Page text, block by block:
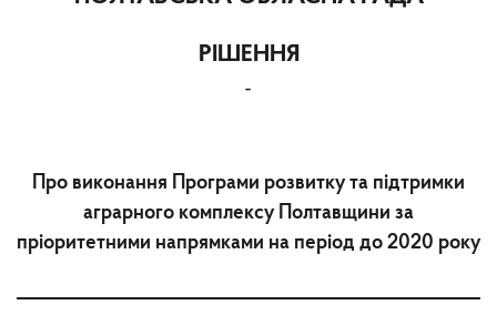
РІШЕННЯ
-
Про виконання Програми розвитку та підтримки
аграрного комплексу Полтавщини за
пріоритетними напрямками на період до 2020 року